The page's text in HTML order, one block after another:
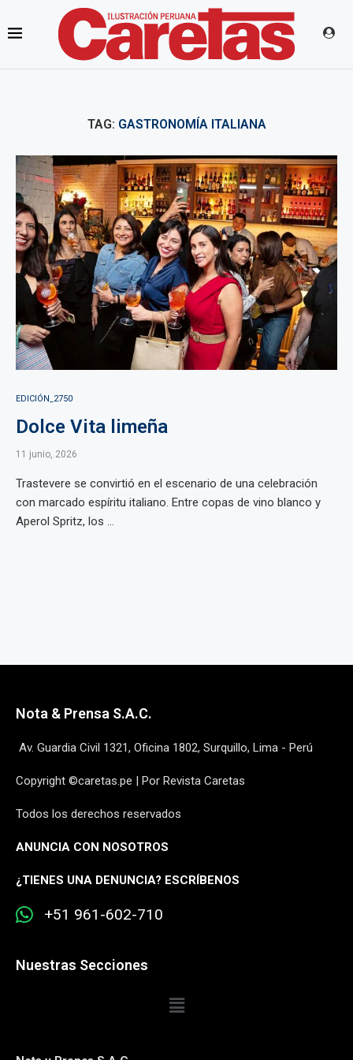
TAG: GASTRONOMÍA ITALIANA
EDICIÓN_2750
Dolce Vita limeña
11 junio, 2026
Trastevere se convirtió en el escenario de una celebración
con marcado espíritu italiano. Entre copas de vino blanco y
Aperol Spritz, los ...
Nota & Prensa S.A.C.
Av. Guardia Civil 1321, Oficina 1802, Surquillo, Lima - Perú
Copyright ©caretas.pe | Por Revista Caretas
Todos los derechos reservados
ANUNCIA CON NOSOTROS
¿TIENES UNA DENUNCIA? ESCRÍBENOS
+51 961-602-710
Nuestras Secciones